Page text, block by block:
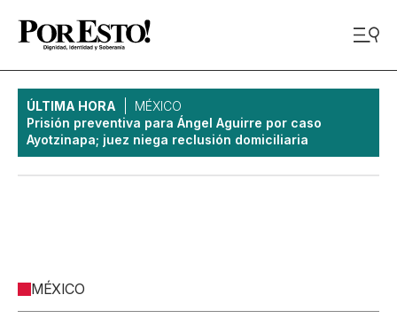
ÚLTIMA HORA
MÉXICO
Prisión preventiva para Ángel Aguirre por caso
Ayotzinapa; juez niega reclusión domiciliaria
MÉXICO